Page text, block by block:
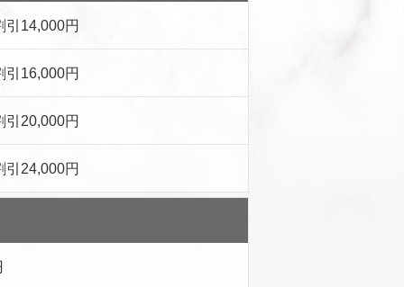
14,000円
16,000円
20,000円
24,000円